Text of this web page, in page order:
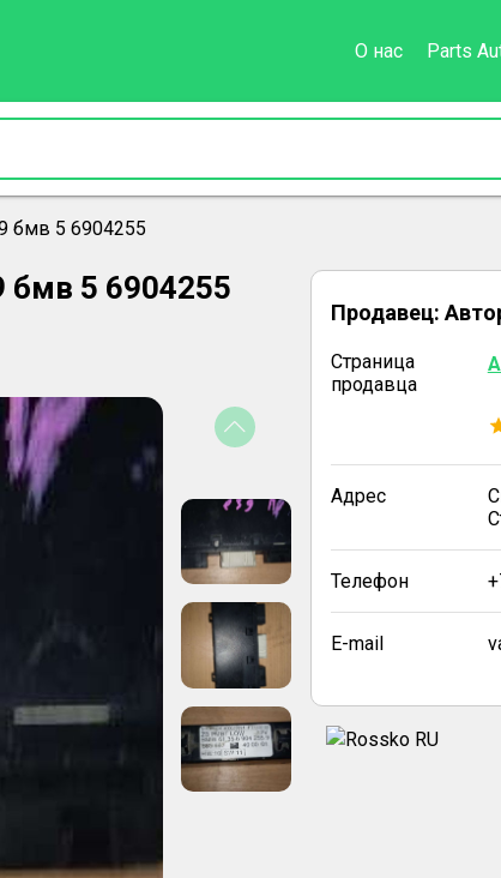
О нас Parts
бмв 5 6904255
бмв 5 6904255
Продавец:
Страница
продавца
Адрес
Телефон
E-mail